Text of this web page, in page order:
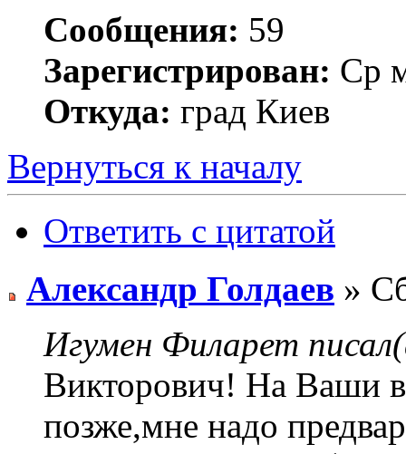
Сообщения: 59
Зарегистрирован: Ср
Откуда: град Киев
Вернуться к началу
Ответить с цитатой
Александр Голдаев »
Игумен Филарет
Викторович! На Ваши
позже,мне надо